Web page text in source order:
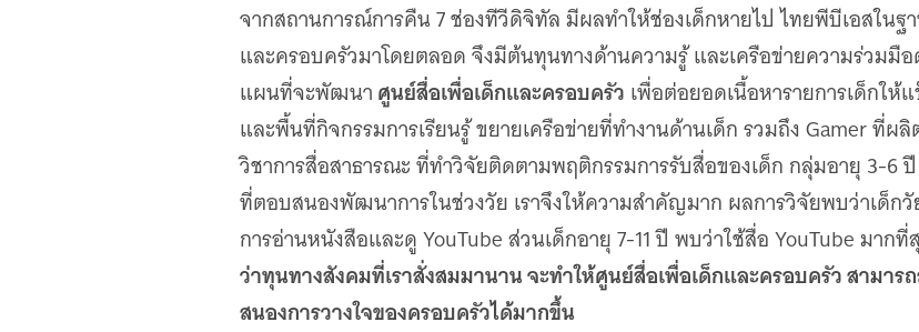
จากสถานการณ์การคืน 7 ช่องทีวีดิจิทัล มีผลทำให้ช่องเด็กหายไป ไทยพีบีเอสใน
และครอบครัวมาโดยตลอด จึงมีต้นทุนทางด้านความรู้ และเครือข่ายความร่วมมือ
แผนที่จะพัฒนาศูนย์สื่อเพื่อเด็กและครอบครัว เพื่อต่อยอดเนื้อหารายการเด็กใ
และพื้นที่กิจกรรมการเรียนรู้ ขยายเครือข่ายที่ทำงานด้านเด็ก รวมถึง Gamer ที่ผ
วิชาการสื่อสาธารณะ ที่ทำวิจัยติดตามพฤติกรรมการรับสื่อของเด็ก กลุ่มอายุ 3-6
ที่ตอบสนองพัฒนาการในช่วงวัย เราจึงให้ความสำคัญมาก ผลการวิจัยพบว่าเด็ก
การอ่านหนังสือและดู YouTube ส่วนเด็กอายุ 7-11 ปี พบว่าใช้สื่อ YouTube มาก
ว่าทุนทางสังคมที่เราสั่งสมมานาน จะทำให้ศูนย์สื่อเพื่อเด็กและครอบครัว สามา
สนองการวางใจของครอบครัวได้มากขึ้น